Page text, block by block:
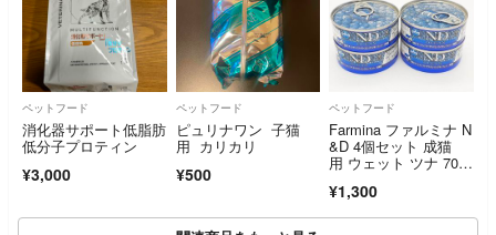
ペットフード
消化器サポート低脂肪
低分子プロティン
¥3,000
ペットフード
ピュリナワン 子猫
用 カリカリ
¥500
ペットフード
Farmina ファルミナ N
&D 4個セット 成猫
用 ウェット ツナ 70
ャットフード
¥1,300